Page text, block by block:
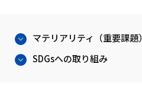
マテリアリティ（重要課題）
SDGsへの取り組み